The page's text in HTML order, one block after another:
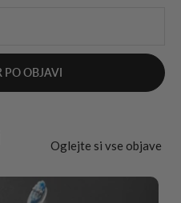
Oglejte si vse objave